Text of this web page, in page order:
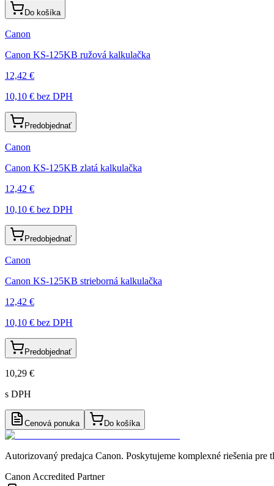
Do košíka
Canon
Canon KS-125KB ružová kalkulačka
12,42 €
10,10 € bez DPH
Predobjednať
Canon
Canon KS-125KB zlatá kalkulačka
12,42 €
10,10 € bez DPH
Predobjednať
Canon
Canon KS-125KB strieborná kalkulačka
12,42 €
10,10 € bez DPH
Predobjednať
10,29 €
s DPH
Cenová ponuka Do košíka
Autorizovaný predajca Canon. Poskytujeme komplexné riešenia
Canon Accredited Partner